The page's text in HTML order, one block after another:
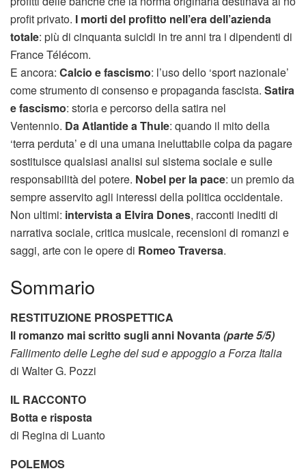
profit privato. I morti del profitto nell’era dell’azienda
totale: più di cinquanta suicidi in tre anni tra i dipendenti di
France Télécom.
E ancora: Calcio e fascismo: l’uso dello ‘sport nazionale’
come strumento di consenso e propaganda fascista. Satira
e fascismo: storia e percorso della satira nel
Ventennio. Da Atlantide a Thule: quando il mito della
‘terra perduta’ e di una umana ineluttabile colpa da pagare
sostituisce qualsiasi analisi sul sistema sociale e sulle
responsabilità del potere. Nobel per la pace: un premio da
sempre asservito agli interessi della politica occidentale.
Non ultimi: intervista a Elvira Dones, racconti inediti di
narrativa sociale, critica musicale, recensioni di romanzi e
saggi, arte con le opere di Romeo Traversa.
Sommario
RESTITUZIONE PROSPETTICA
Il romanzo mai scritto sugli anni Novanta(parte 5/5)
Fallimento delle Leghe del sud e appoggio a Forza Italia
di Walter G. Pozzi
IL RACCONTO
Botta e risposta
di Regina di Luanto
POLEMOS